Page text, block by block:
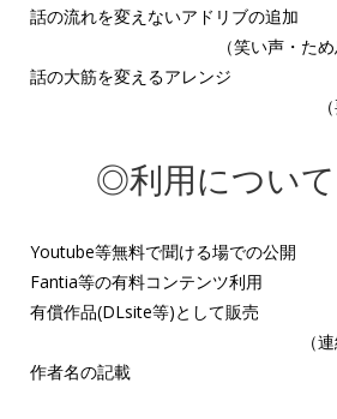
話の流れを変えないアドリブの追加
（笑い声・ため
話の大筋を変えるアレンジ
◎利用について
Youtube等無料で聞ける場での公開
Fantia等の有料コンテンツ利用
有償作品(DLsite等)として販売
（
作者名の記載